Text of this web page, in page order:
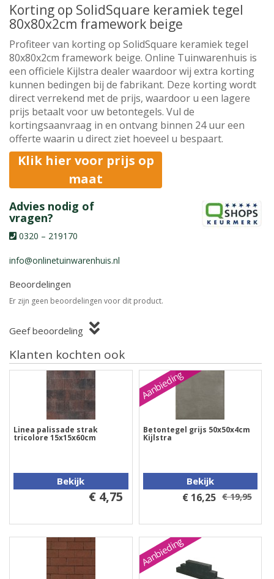
Korting op SolidSquare keramiek tegel
80x80x2cm framework beige
Profiteer van korting op SolidSquare keramiek tegel
80x80x2cm framework beige. Online Tuinwarenhuis is
een officiele Kijlstra dealer waardoor wij extra korting
kunnen bedingen bij de fabrikant. Deze korting wordt
direct verrekend met de prijs, waardoor u een lagere
prijs betaalt voor uw betontegels. Vul de
kortingsaanvraag in en ontvang binnen 24 uur een
offerte waarin u direct ziet hoeveel u bespaart.
Klik hier voor prijs op
maat
Advies nodig of
vragen?
0320 – 219170
info@onlinetuinwarenhuis.nl
Beoordelingen
Er zijn geen beoordelingen voor dit product.
Geef beoordeling
Klanten kochten ook
Linea palissade strak
tricolore 15x15x60cm
Bekijk
€ 4,75
Aanbieding
Betontegel grijs 50x50x4cm
Kijlstra
Bekijk
€ 16,25 € 19,95
Aanbieding